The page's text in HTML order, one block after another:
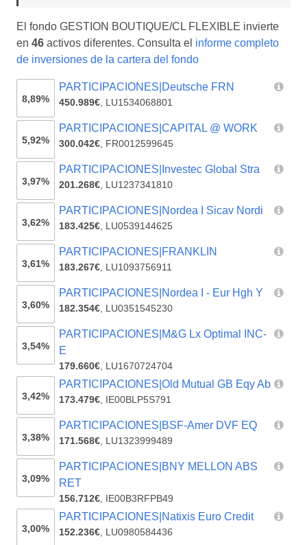
El fondo GESTION BOUTIQUE/CL FLEXIBLE invierte
en 46 activos diferentes. Consulta el informe completo
de inversiones de la cartera del fondo
8,89%
PARTICIPACIONES|Deutsche FRN
450.989€, LU1534068801
5,92%
PARTICIPACIONES|CAPITAL @ WORK
300.042€, FR0012599645
3,97%
PARTICIPACIONES|Investec Global Stra
201.268€, LU1237341810
3,62%
PARTICIPACIONES|Nordea I Sicav Nordi
183.425€, LU0539144625
3,61%
PARTICIPACIONES|FRANKLIN
183.267€, LU1093756911
3,60%
PARTICIPACIONES|Nordea I - Eur Hgh Y
182.354€, LU0351545230
3,54%
PARTICIPACIONES|M&G Lx Optimal INC-
E
179.660€, LU1670724704
3,42%
PARTICIPACIONES|Old Mutual GB Eqy Ab
173.479€, IE00BLP5S791
3,38%
PARTICIPACIONES|BSF-Amer DVF EQ
171.568€, LU1323999489
3,09%
PARTICIPACIONES|BNY MELLON ABS
RET
156.712€, IE00B3RFPB49
3,00%
PARTICIPACIONES|Natixis Euro Credit
152.236€, LU0980584436